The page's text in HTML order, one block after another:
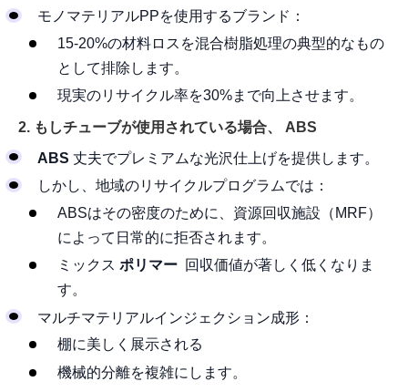
モノマテリアルPPを使用するブランド：
15-20%の材料ロスを混合樹脂処理の典型的なもの
として排除します。
現実のリサイクル率を30%まで向上させます。
2. もしチューブが使用されている場合、 ABS
ABS 丈夫でプレミアムな光沢仕上げを提供します。
しかし、地域のリサイクルプログラムでは：
ABSはその密度のために、資源回収施設（MRF）
によって日常的に拒否されます。
ミックス ポリマー 回収価値が著しく低くなりま
す。
マルチマテリアルインジェクション成形：
棚に美しく展示される
機械的分離を複雑にします。